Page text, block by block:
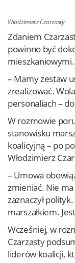
Włodzimierz Czarzasty
Zdaniem
powinno być
mieszkaniowymi.
– Mamy zestaw
zrealizować.
personaliach –
W rozmowie
stanowisku
koalicyjną – po
Włodzimierz
– Umowa
zmieniać. Nie
zaznaczył
marszałkiem.
Wcześniej, w
Czarzasty
liderów koalicji,